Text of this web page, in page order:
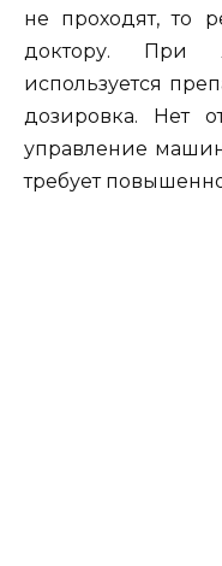
не проходят, то
доктору. При
используется
дозировка. Нет
управление
требует